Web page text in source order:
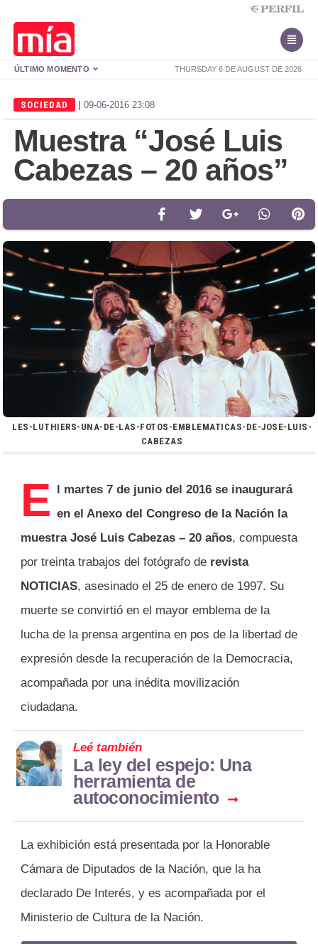
THURSDAY 6 DE AUGUST DE 2026
ÚLTIMO MOMENTO
SOCIEDAD | 09-06-2016 23:08
Muestra “José Luis
Cabezas – 20 años”
LES-LUTHIERS-UNA-DE-LAS-FOTOS-EMBLEMATICAS-DE-JOSE-LUIS-
CABEZAS
E l martes 7 de junio del 2016 se inaugurará
en el Anexo del Congreso de la Nación la
muestra José Luis Cabezas – 20 años, compuesta
por treinta trabajos del fotógrafo de revista
NOTICIAS, asesinado el 25 de enero de 1997. Su
muerte se convirtió en el mayor emblema de la
lucha de la prensa argentina en pos de la libertad de
expresión desde la recuperación de la Democracia,
acompañada por una inédita movilización
ciudadana.
Leé también
La ley del espejo: Una
herramienta de
autoconocimiento
La exhibición está presentada por la Honorable
Cámara de Diputados de la Nación, que la ha
declarado De Interés, y es acompañada por el
Ministerio de Cultura de la Nación.